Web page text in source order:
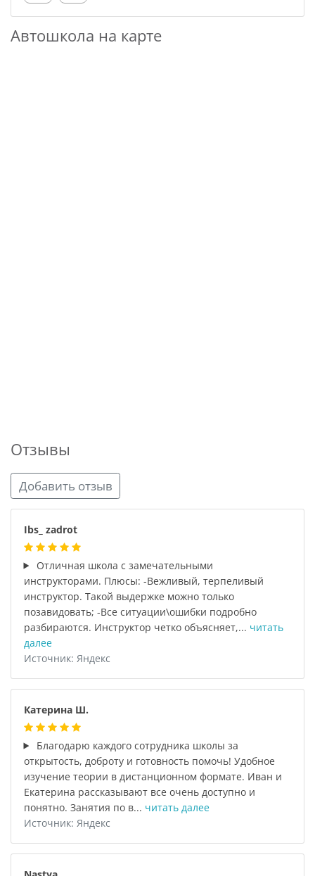
Автошкола на карте
Отзывы
Добавить отзыв
Ibs_ zadrot
Отличная школа с замечательными
инструкторами. Плюсы: -Вежливый, терпеливый
инструктор. Такой выдержке можно только
позавидовать; -Все ситуации\ошибки подробно
разбираются. Инструктор четко объясняет,... читать
далее
Источник: Яндекс
Катерина Ш.
Благодарю каждого сотрудника школы за
открытость, доброту и готовность помочь! Удобное
изучение теории в дистанционном формате. Иван и
Екатерина рассказывают все очень доступно и
понятно. Занятия по в... читать далее
Источник: Яндекс